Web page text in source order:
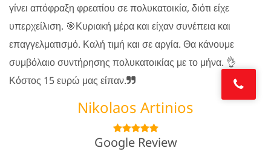
γίνει απόφραξη φρεατίου σε πολυκατοικία, διότι είχε
υπερχείλιση. 🎯Κυριακή μέρα και είχαν συνέπεια και
επαγγελματισμό. Καλή τιμή και σε αργία. Θα κάνουμε
συμβόλαιο συντήρησης πολυκατοικίας με το μήνα. 👌
Κόστος 15 ευρώ μας είπαν.
Nikolaos Artinios
Google Review